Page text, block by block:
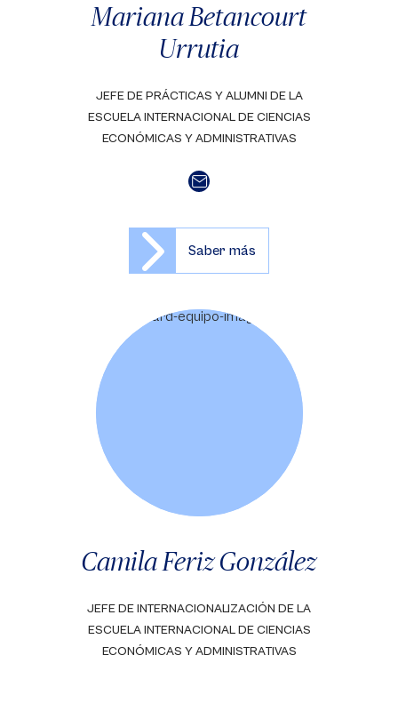
Mariana Betancourt
Urrutia
JEFE DE PRÁCTICAS Y ALUMNI DE LA
ESCUELA INTERNACIONAL DE CIENCIAS
ECONÓMICAS Y ADMINISTRATIVAS
Saber más
Camila Feriz González
JEFE DE INTERNACIONALIZACIÓN DE LA
ESCUELA INTERNACIONAL DE CIENCIAS
ECONÓMICAS Y ADMINISTRATIVAS